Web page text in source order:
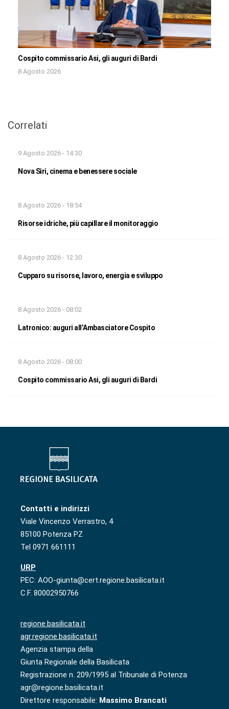
Cospito commissario Asi, gli auguri di Bardi
8 Agosto 2026
Correlati
9 Agosto 2026 - 14:30
Nova Siri, cinema e benessere sociale
8 Agosto 2026 - 18:54
Risorse idriche, più capillare il monitoraggio
8 Agosto 2026 - 12:30
Cupparo su risorse, lavoro, energia e sviluppo
8 Agosto 2026 - 08:02
Latronico: auguri all’Ambasciatore Cospito
8 Agosto 2026 - 08:00
Cospito commissario Asi, gli auguri di Bardi
Contatti e indirizzi
Viale Vincenzo Verrastro, 4
85100 Potenza PZ
Tel 0971 661111
URP
PEC: AOO-giunta@cert.regione.basilicata.it
C.F. 80002950766
regione.basilicata.it
agr.regione.basilicata.it
Agenzia stampa della
Giunta Regionale della Basilicata
Registrazione n. 209/1995 al Tribunale di Potenza
agr@regione.basilicata.it
Direttore responsabile: Massimo Brancati